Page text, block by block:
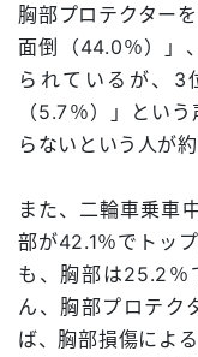
胸部プロテクター
面倒（44.0％）」
られているが、3
（5.7％）」とい
らないという人が
また、二輪車乗車
部が42.1％でトッ
も、胸部は25.2％
ん、胸部プロテク
ば、胸部損傷によ